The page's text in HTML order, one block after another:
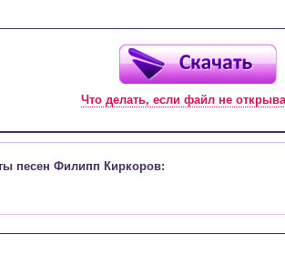
Что делать, если файл не
песен Филипп Киркоров: